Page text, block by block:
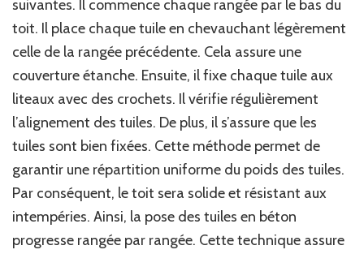
suivantes. Il commence chaque rangée par le bas du
toit. Il place chaque tuile en chevauchant légèrement
celle de la rangée précédente. Cela assure une
couverture étanche. Ensuite, il fixe chaque tuile aux
liteaux avec des crochets. Il vérifie régulièrement
l’alignement des tuiles. De plus, il s’assure que les
tuiles sont bien fixées. Cette méthode permet de
garantir une répartition uniforme du poids des tuiles.
Par conséquent, le toit sera solide et résistant aux
intempéries. Ainsi, la pose des tuiles en béton
progresse rangée par rangée. Cette technique assure